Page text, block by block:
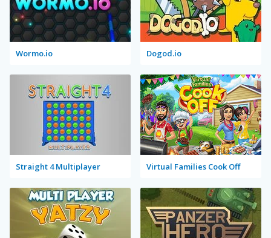
Wormo.io Dogod.io
Straight 4 Multiplayer Virtual Families Cook Off